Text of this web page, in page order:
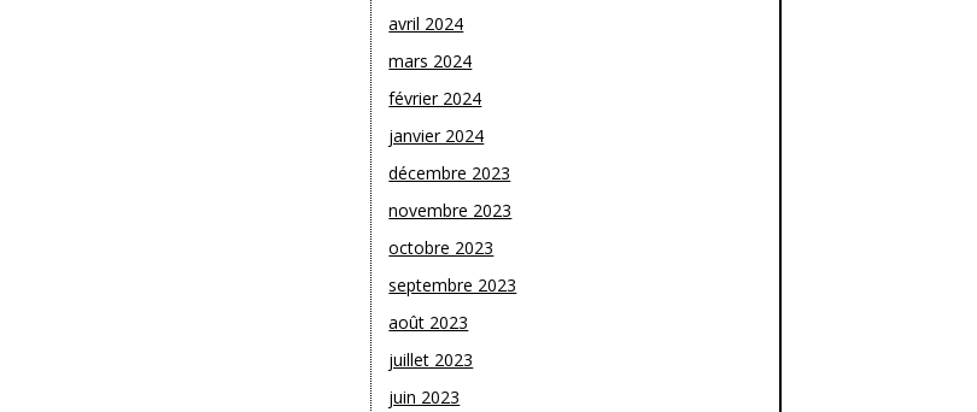
avril 2024
mars 2024
février 2024
janvier 2024
décembre 2023
novembre 2023
octobre 2023
septembre 2023
août 2023
juillet 2023
juin 2023